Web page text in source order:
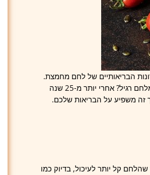
הבריאותיים של לחם מחמצת.
הם שומעים מחברים, קוראים באינטרנט ורוצים להבין – למה לחם מחמצת בריא יותר מלחם רגיל? אחרי יותר מ-25 שנה
זה משפיע על הבריאות שלכם.
אומר שהלחם קל יותר לעיכול, בדיוק כמו